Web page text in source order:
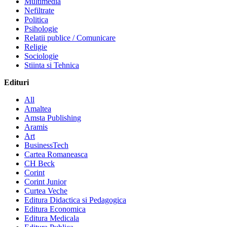
Nefiltrate
Politica
Psihologie
Relatii publice / Comunicare
Religie
Sociologie
Stiinta si Tehnica
Edituri
All
Amaltea
Amsta Publishing
Aramis
Art
BusinessTech
Cartea Romaneasca
CH Beck
Corint
Corint Junior
Curtea Veche
Editura Didactica si Pedagogica
Editura Economica
Editura Medicala